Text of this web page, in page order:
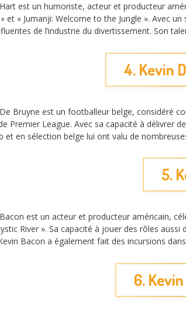
est un humoriste, acteur et producteur
et « Jumanji: Welcome to the Jungle ». Avec
de l’industrie du divertissement. Son
4. Kevin
Bruyne est un footballeur belge, considéré
Premier League. Avec sa capacité à délivrer
et en sélection belge lui ont valu de
5.
est un acteur et producteur américain,
River ». Sa capacité à jouer des rôles
Bacon a également fait des incursions
6.